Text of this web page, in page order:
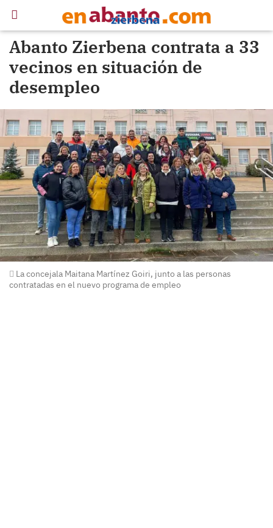
Abanto Zierbena contrata a 33
vecinos en situación de
desempleo
La concejala Maitana Martínez Goiri, junto a las personas
contratadas en el nuevo programa de empleo